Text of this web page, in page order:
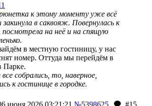
к этому моменту уже всё
закинула в саквояж. Повернулась к
на неё и на спящую
в местную гостиницу, у нас
номер. Оттуда мы перейдём в
Парке.
собрались, то, наверное,
к гостинице в городке.
июня 2026 03:21:21 №5398625
#15